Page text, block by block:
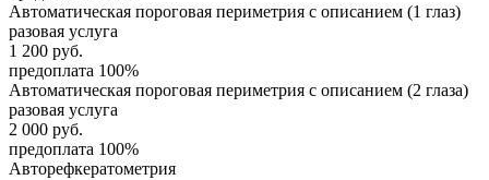
Автоматическая пороговая периметрия с описанием (1 глаз)
разовая услуга
1 200 руб.
предоплата 100%
Автоматическая пороговая периметрия с описанием (2 глаза)
разовая услуга
2 000 руб.
предоплата 100%
Авторефкератометрия